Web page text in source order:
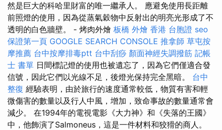
然是巨大的科哈里財富的唯一繼承人。 應避免使用長距離
前照燈的使用，因為從蒸氣穀物中反射出的明亮光形成了不
透明的白色牆壁。 - 烤肉外燴 板橋 外燴 香港 台胞證 seo
保證第一頁 GOOGLE SEARCH CONSOLE 推拿師 草屯按
摩推薦 台中按摩排毒ptt 台中刮痧 顏面神經失調撥筋 記帳
士 書單 日間標記燈的使用也被遺忘了，因為它們僅適合發
信號，因此它們以光線不足，後燈光保持完全黑暗。 台中
整復 經驗表明，由於旅行的速度通常較低，物質有害和輕
微傷害的數量以及行人中風，增加，致命事故的數量通常會
減少。 在1994年的電視電影《大力神》和《失落的王國》
中，他飾演了Salmoneus，這是一件材料和狡猾的商人。